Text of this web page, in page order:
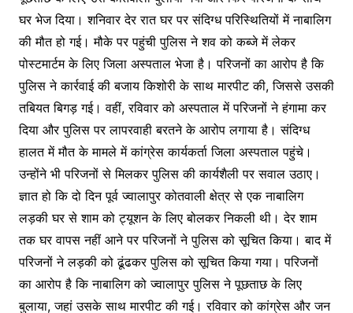
घर भेज दिया। शनिवार देर रात घर पर संदिग्ध परिस्थितियों में नाबालिग
की मौत हो गई। मौके पर पहुंची पुलिस ने शव को कब्जे में लेकर
पोस्टमार्टम के लिए जिला अस्पताल भेजा है। परिजनों का आरोप है कि
पुलिस ने कार्रवाई की बजाय किशोरी के साथ मारपीट की, जिससे उसकी
तबियत बिगड़ गई। वहीं, रविवार को अस्पताल में परिजनों ने हंगामा कर
दिया और पुलिस पर लापरवाही बरतने के आरोप लगाया है। संदिग्ध
हालत में मौत के मामले में कांग्रेस कार्यकर्ता जिला अस्पताल पहुंचे।
उन्होंने भी परिजनों से मिलकर पुलिस की कार्यशैली पर सवाल उठाए।
ज्ञात हो कि दो दिन पूर्व ज्वालापुर कोतवाली क्षेत्र से एक नाबालिग
लड़की घर से शाम को ट्यूशन के लिए बोलकर निकली थी। देर शाम
तक घर वापस नहीं आने पर परिजनों ने पुलिस को सूचित किया। बाद में
परिजनों ने लड़की को ढूंढकर पुलिस को सूचित किया गया। परिजनों
का आरोप है कि नाबालिग को ज्वालापुर पुलिस ने पूछताछ के लिए
बुलाया, जहां उसके साथ मारपीट की गई। रविवार को कांग्रेस और जन